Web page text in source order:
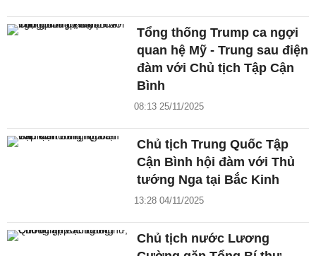
Tổng thống Trump ca ngợi
quan hệ Mỹ - Trung sau điện
đàm với Chủ tịch Tập Cận
Bình
08:13 25/11/2025
Chủ tịch Trung Quốc Tập
Cận Bình hội đàm với Thủ
tướng Nga tại Bắc Kinh
13:28 04/11/2025
Chủ tịch nước Lương